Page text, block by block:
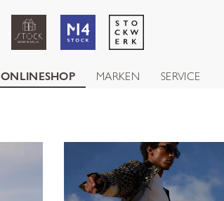
ONLINESHOP MARKEN SERVICE